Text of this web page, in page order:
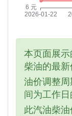
本页面展
柴油的最新
油价调整
间为工作日
此汽油柴